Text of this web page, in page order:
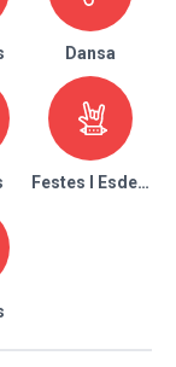
Dansa
Festes I